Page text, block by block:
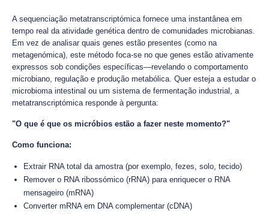
A sequenciação metatranscriptómica fornece uma instantânea em
tempo real da atividade genética dentro de comunidades microbianas.
Em vez de analisar quais genes estão presentes (como na
metagenómica), este método foca-se no que genes estão ativamente
expressos sob condições específicas—revelando o comportamento
microbiano, regulação e produção metabólica. Quer esteja a estudar o
microbioma intestinal ou um sistema de fermentação industrial, a
metatranscriptómica responde à pergunta:
"O que é que os micróbios estão a fazer neste momento?"
Como funciona:
Extrair RNA total da amostra (por exemplo, fezes, solo, tecido)
Remover o RNA ribossómico (rRNA) para enriquecer o RNA
mensageiro (mRNA)
Converter mRNA em DNA complementar (cDNA)